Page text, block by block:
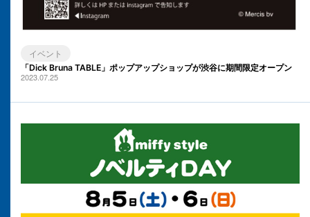
イベント
「Dick Bruna TABLE」ポップアップショップが渋谷に期間限定オープン
2023.07.25